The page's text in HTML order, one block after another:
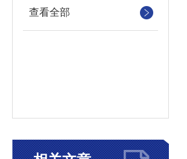
查看全部